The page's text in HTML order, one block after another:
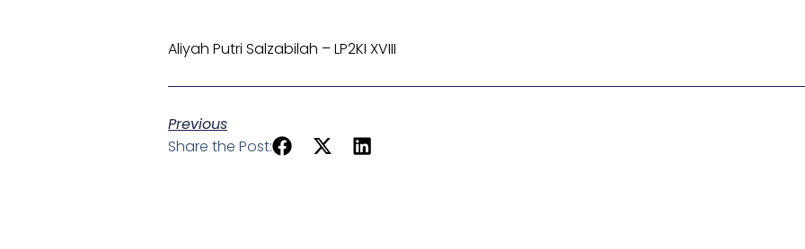
Aliyah Putri Salzabilah – LP2KI XVIII
Previous
Share the Post: